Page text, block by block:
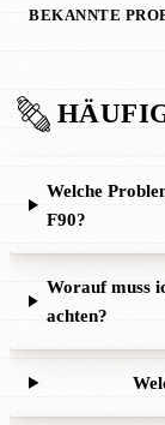
BEKANNTE
Welche
F90?
Worauf muss
achten?